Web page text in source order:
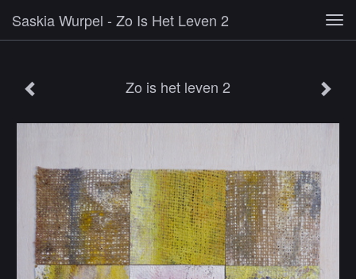
Saskia Wurpel - Zo Is Het Leven 2
Zo is het leven 2